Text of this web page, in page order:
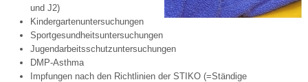
und J2)
Kindergartenuntersuchungen
Sportgesundheitsuntersuchungen
Jugendarbeitsschutzuntersuchungen
DMP-Asthma
Impfungen nach den Richtlinien der STIKO (=Ständige